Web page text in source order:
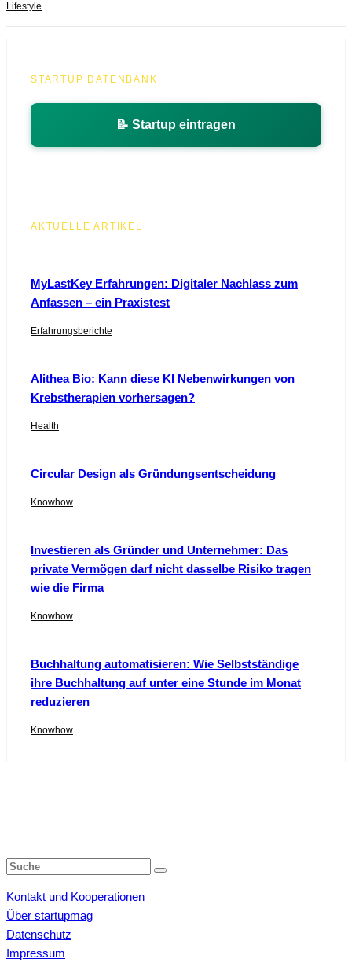
Lifestyle
STARTUP DATENBANK
📝 Startup eintragen
AKTUELLE ARTIKEL
MyLastKey Erfahrungen: Digitaler Nachlass zum
Anfassen – ein Praxistest
Erfahrungsberichte
Alithea Bio: Kann diese KI Nebenwirkungen von
Krebstherapien vorhersagen?
Health
Circular Design als Gründungsentscheidung
Knowhow
Investieren als Gründer und Unternehmer: Das
private Vermögen darf nicht dasselbe Risiko tragen
wie die Firma
Knowhow
Buchhaltung automatisieren: Wie Selbstständige
ihre Buchhaltung auf unter eine Stunde im Monat
reduzieren
Knowhow
Kontakt und Kooperationen
Über startupmag
Datenschutz
Impressum